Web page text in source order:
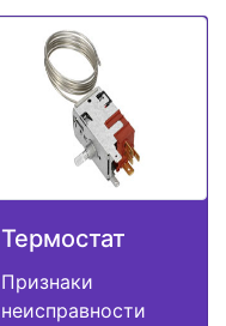
Термостат
Признаки
неисправности